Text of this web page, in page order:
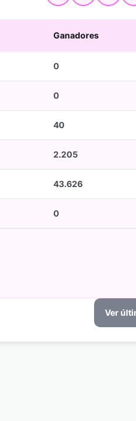
Ganadores
0
0
40
2.205
43.626
0
Ver